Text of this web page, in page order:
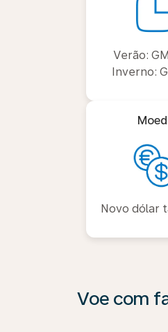
Verão:
Inverno:
Novo dólar
Voe com